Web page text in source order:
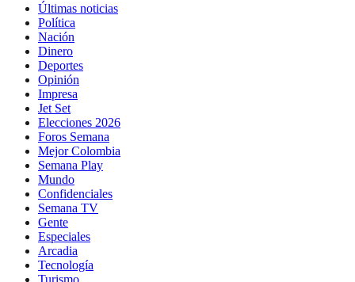
Últimas noticias
Política
Nación
Dinero
Deportes
Opinión
Impresa
Jet Set
Elecciones 2026
Foros Semana
Mejor Colombia
Semana Play
Mundo
Confidenciales
Semana TV
Gente
Especiales
Arcadia
Tecnología
Turismo